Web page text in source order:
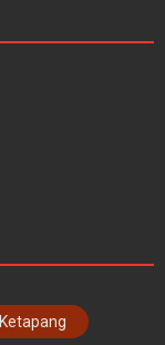
Ketapang